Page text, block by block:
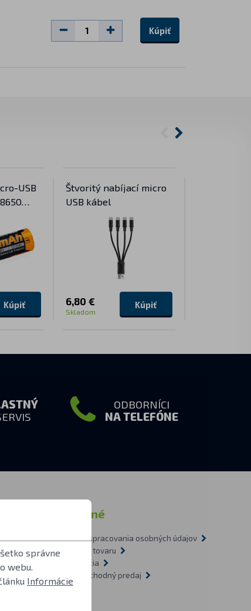
Kúpiť
USB
Kúpiť
Štvoritý nabíjací micro
USB kábel
6,80 €
Skladom
Kúpiť
ODBORNÍCI
NA TELEFÓNE
Ostatné
Zásady spracovania osobných údajov
Doprava tovaru
Recyklácia
Veľkoobchodný predaj
O nás
správne
webu.
Informácie